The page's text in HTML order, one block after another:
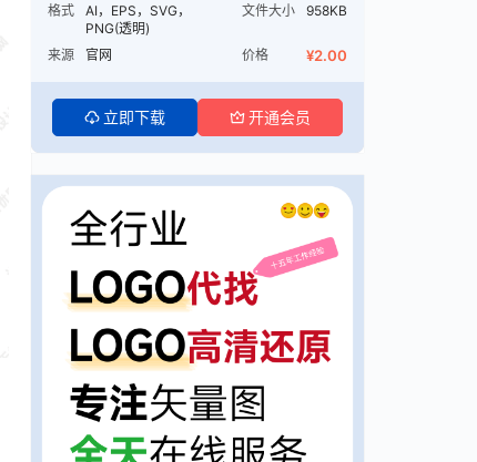
格式
AI，EPS，SVG，
PNG(透明)
文件大小 958KB
来源 官网 价格 ¥2.00
立即下载 开通会员